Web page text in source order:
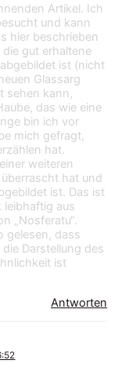
Artikel. Ich
und kann
hier beschrieben
gut erhaltene
ist (nicht
Glassarg
sehen kann,
das wie eine
bin ich vor
mich gefragt,
hat.
weiteren
hat und
ist. Das ist
leibhaftig aus
„Nosferatu“.
gelesen, dass
Darstellung des
ist
Antworten